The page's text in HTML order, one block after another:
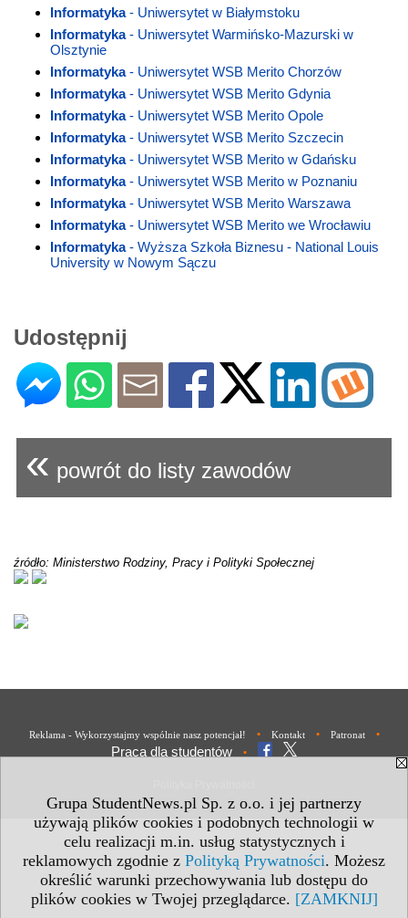
Grupa StudentNews.pl Sp. z o.o. i jej partnerzy
używają plików cookies i podobnych technologii w
celu realizacji m.in. usług statystycznych i
reklamowych zgodnie z Polityką Prywatności. Możesz
określić warunki przechowywania lub dostępu do
plików cookies w Twojej przeglądarce. [ZAMKNIJ]
Informatyka- Uniwersytet w Białymstoku
Informatyka- Uniwersytet Warmińsko-Mazurski w
Olsztynie
Informatyka- Uniwersytet WSB Merito Chorzów
Informatyka- Uniwersytet WSB Merito Gdynia
Informatyka- Uniwersytet WSB Merito Opole
Informatyka- Uniwersytet WSB Merito Szczecin
Informatyka- Uniwersytet WSB Merito w Gdańsku
Informatyka- Uniwersytet WSB Merito w Poznaniu
Informatyka- Uniwersytet WSB Merito Warszawa
Informatyka- Uniwersytet WSB Merito we Wrocławiu
Informatyka- Wyższa Szkoła Biznesu - National Louis
University w Nowym Sączu
Udostępnij
« powrót do listy zawodów
źródło: Ministerstwo Rodziny, Pracy i Polityki Społecznej
Reklama - Wykorzystajmy wspólnie nasz potencjał! • Kontakt • Patronat •
Praca dla studentów •